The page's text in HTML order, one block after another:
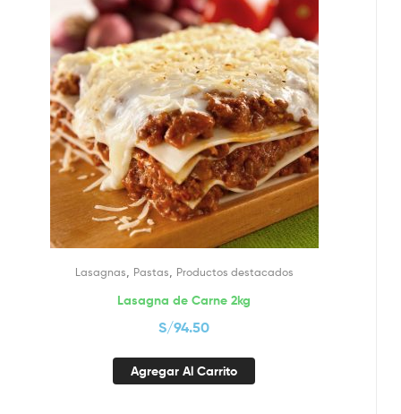
Lasagnas Pastas Productos destacados
Lasagna de Carne 2kg
S/94.50
Agregar Al Carrito